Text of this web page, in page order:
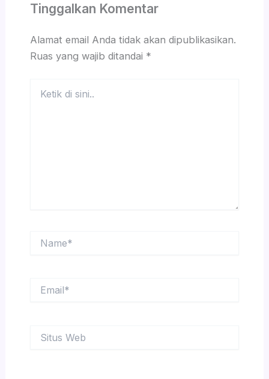
Tinggalkan Komentar
Alamat email Anda tidak akan dipublikasikan.
Ruas yang wajib ditandai *
Web